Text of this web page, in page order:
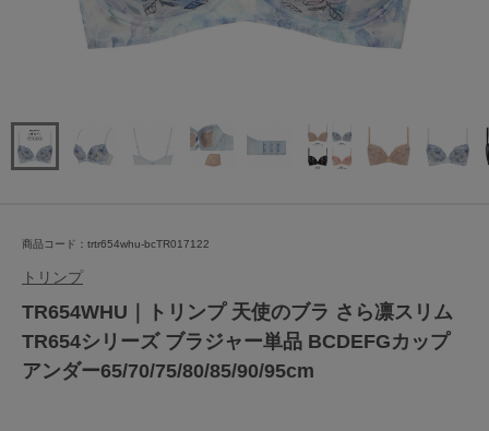
商品コード：trtr654whu-bcTR017122
トリンプ
TR654WHU｜トリンプ 天使のブラ さら凛スリム
TR654シリーズ ブラジャー単品 BCDEFGカップ
アンダー65/70/75/80/85/90/95cm